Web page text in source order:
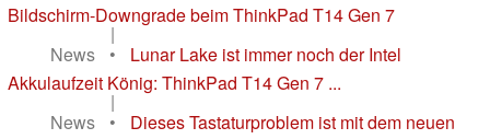
Bildschirm-Downgrade beim ThinkPad T14 Gen 7
|
News
•
Lunar Lake ist immer noch der Intel
Akkulaufzeit König: ThinkPad T14 Gen 7 ...
|
News
•
Dieses Tastaturproblem ist mit dem neuen